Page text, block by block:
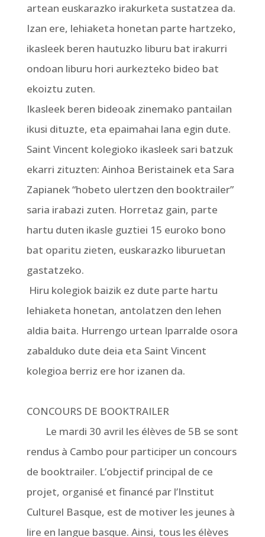
artean euskarazko irakurketa sustatzea da.
Izan ere, lehiaketa honetan parte hartzeko,
ikasleek beren hautuzko liburu bat irakurri
ondoan liburu hori aurkezteko bideo bat
ekoiztu zuten.
Ikasleek beren bideoak zinemako pantailan
ikusi dituzte, eta epaimahai lana egin dute.
Saint Vincent kolegioko ikasleek sari batzuk
ekarri zituzten: Ainhoa Beristainek eta Sara
Zapianek “hobeto ulertzen den booktrailer”
saria irabazi zuten. Horretaz gain, parte
hartu duten ikasle guztiei 15 euroko bono
bat oparitu zieten, euskarazko liburuetan
gastatzeko.
Hiru kolegiok baizik ez dute parte hartu
lehiaketa honetan, antolatzen den lehen
aldia baita. Hurrengo urtean Iparralde osora
zabalduko dute deia eta Saint Vincent
kolegioa berriz ere hor izanen da.
CONCOURS DE BOOKTRAILER
Le mardi 30 avril les élèves de 5B se sont
rendus à Cambo pour participer un concours
de booktrailer. L’objectif principal de ce
projet, organisé et financé par l’Institut
Culturel Basque, est de motiver les jeunes à
lire en langue basque. Ainsi, tous les élèves